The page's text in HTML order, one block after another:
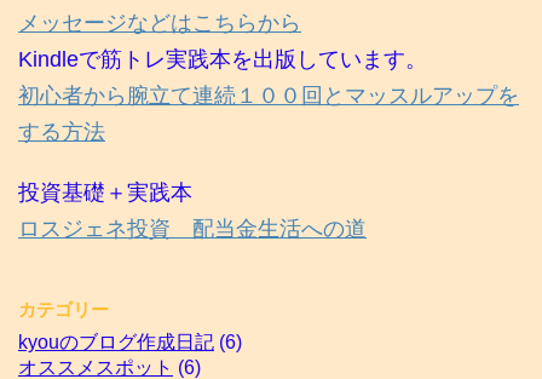
メッセージなどはこちらから
Kindleで筋トレ実践本を出版しています。
初心者から腕立て連続１００回とマッスルアップを
する方法
投資基礎＋実践本
ロスジェネ投資 配当金生活への道
カテゴリー
kyouのブログ作成日記 (6)
オススメスポット (6)